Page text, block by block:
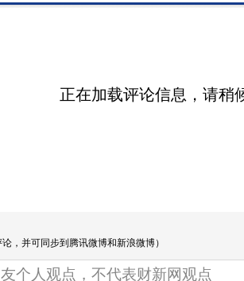
正在加载评论信息，请稍
，并可同步到腾讯微博和新浪微博）